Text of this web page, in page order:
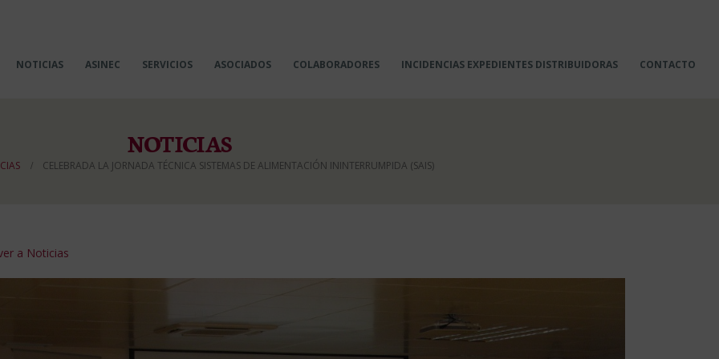
NOTICIAS ASINEC SERVICIOS ASOCIADOS COLABORADORES INCIDENCIAS EXPEDIENTES DISTRIBUIDORAS CONTACTO
NOTICIAS
CELEBRADA LA JORNADA TÉCNICA SISTEMAS DE ALIMENTACIÓN ININTERRUMPIDA (SAIS)
a Noticias